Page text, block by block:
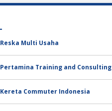
Reska Multi Usaha
Pertamina Training and Consulting
Kereta Commuter Indonesia